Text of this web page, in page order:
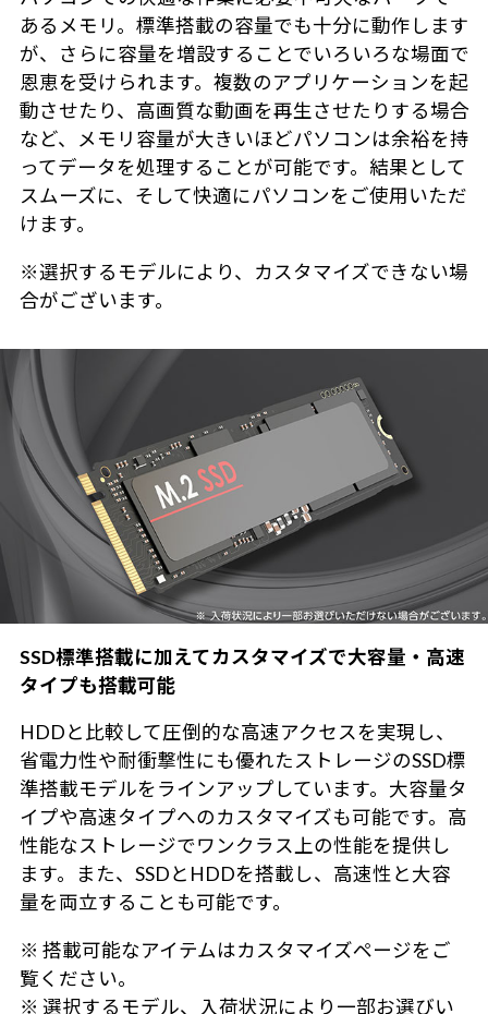
あるメモリ。標準搭載の容量でも十分に動作します
が、さらに容量を増設することでいろいろな場面で
恩恵を受けられます。複数のアプリケーションを起
動させたり、高画質な動画を再生させたりする場合
など、メモリ容量が大きいほどパソコンは余裕を持
ってデータを処理することが可能です。結果として
スムーズに、そして快適にパソコンをご使用いただ
けます。
※選択するモデルにより、カスタマイズできない場
合がございます。
SSD標準搭載に加えてカスタマイズで大容量・高速
タイプも搭載可能
HDDと比較して圧倒的な高速アクセスを実現し、
省電力性や耐衝撃性にも優れたストレージのSSD標
準搭載モデルをラインアップしています。大容量タ
イプや高速タイプへのカスタマイズも可能です。高
性能なストレージでワンクラス上の性能を提供し
ます。また、SSDとHDDを搭載し、高速性と大容
量を両立することも可能です。
※ 搭載可能なアイテムはカスタマイズページをご
覧ください。
※ 選択するモデル、入荷状況により一部お選びい